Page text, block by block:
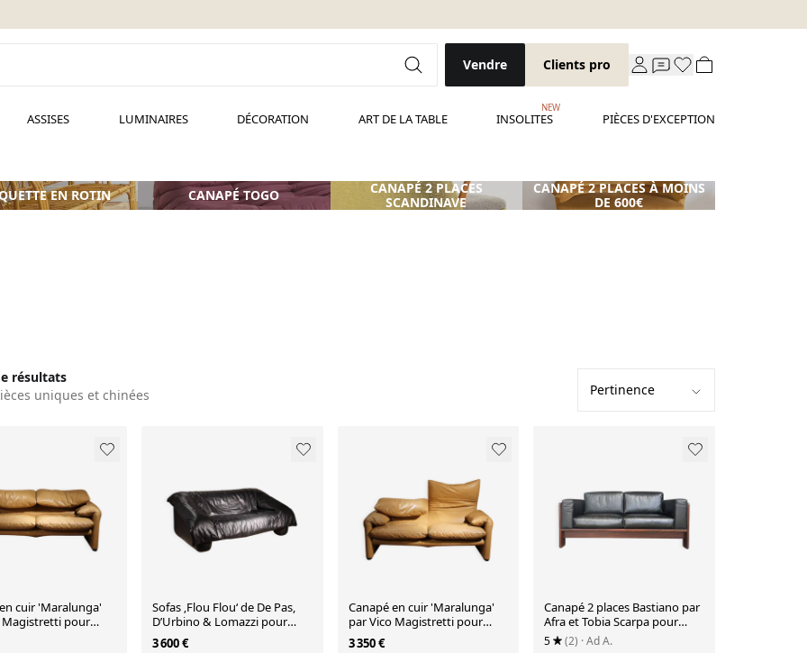
Vendre Clients pro
ASSISES LUMINAIRES DÉCORATION ART DE LA TABLE INSOLITES
NEW
PIÈCES D'EXCEPTION
EN ROTIN CANAPÉ TOGO
CANAPÉ 2 PLACES
SCANDINAVE
CANAPÉ 2 PLACES À MOINS
DE 600€
résultats
uniques et chinées
cuir 'Maralunga'
Magistretti pour
Italie 1973 (2/2)
Sofas ‚Flou Flou‘ de De Pas,
D’Urbino & Lomazzi pour
Ligne Roset | Années 1980
3 600 €
Canapé en cuir 'Maralunga'
par Vico Magistretti pour
Cassina | Italie 1973 (1/2)
3 350 €
Canapé 2 places Bastiano par
Afra et Tobia Scarpa pour
Knoll Int années 1980
5 (2) · Ad A.